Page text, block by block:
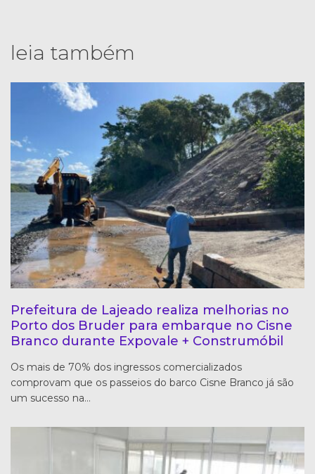
leia também
Prefeitura de Lajeado realiza melhorias no
Porto dos Bruder para embarque no Cisne
Branco durante Expovale + Construmóbil
Os mais de 70% dos ingressos comercializados
comprovam que os passeios do barco Cisne Branco já são
um sucesso na…